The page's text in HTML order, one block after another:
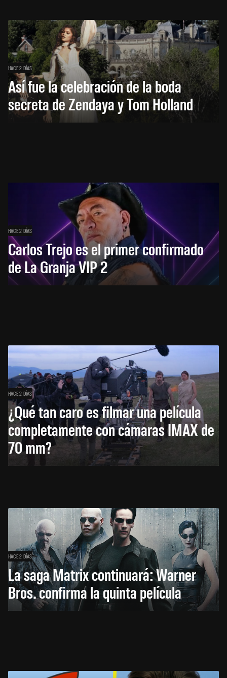
HACE 2 DÍAS
Así fue la celebración de la boda
secreta de Zendaya y Tom Holland
HACE 2 DÍAS
Carlos Trejo es el primer confirmado
de La Granja VIP 2
HACE 2 DÍAS
¿Qué tan caro es filmar una película
completamente con cámaras IMAX de
70 mm?
HACE 2 DÍAS
La saga Matrix continuará: Warner
Bros. confirma la quinta película